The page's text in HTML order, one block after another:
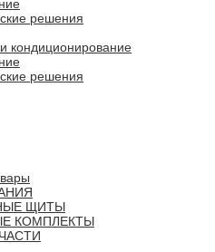
решения
кондиционирование
решения
ЩИТЫ
КОМПЛЕКТЫ